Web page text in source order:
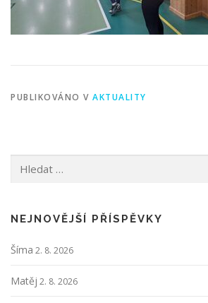
PUBLIKOVÁNO V AKTUALITY
NEJNOVĚJŠÍ PŘÍSPĚVKY
Šíma 2. 8. 2026
Matěj 2. 8. 2026